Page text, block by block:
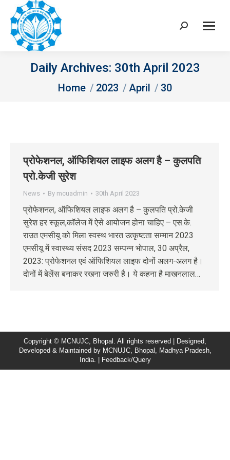
Search:
Daily Archives: 30th April 2023
You are here:
Home 2023 April 30
प्रोफेशनल, ऑफिशियल लाइफ अलग है – कुलपति
प्रो.केजी सुरेश
News By mcuadmin 30th April 2023
प्रोफेशनल, ऑफिशियल लाइफ अलग है – कुलपति प्रो.केजी
सुरेश हर स्कूल,कॉलेज में ऐसे आयोजन होना चाहिए – एस.के.
राउत एमसीयू को मिला स्वस्थ भारत उत्कृष्टता सम्मान 2023
एमसीयू में स्वास्थ्य संसद 2023 सम्पन्न भोपाल, 30 अप्रैल,
2023: प्रोफेशनल एवं ऑफिशियल लाइफ दोनों अलग-अलग है।
दोनों में बेलेंस बनाकर रखना जरुरी है। ये कहना है माखनलाल…
Copyright © MCNUJC, Bhopal. All rights reserved | Designed,
Developed & Maintained by MCNUJC, Bhopal, Madhya Pradesh,
India. |
Feedback/Query